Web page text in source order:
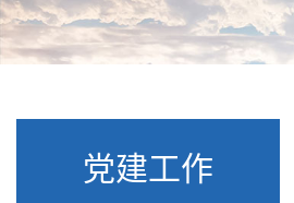
党建工作